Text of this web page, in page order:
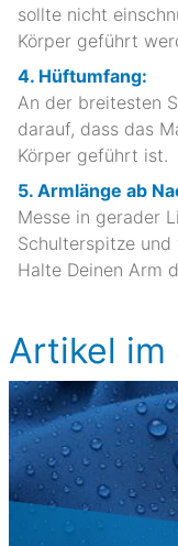
sollte nicht
Körper geführt
4. Hüftumfang:
An der breitesten
darauf, dass das
Körper geführt ist.
5. Armlänge ab
Messe in gerader
Schulterspitze
Halte Deinen Arm
Artikel im